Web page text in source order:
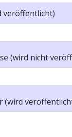
veröffentlicht)
(wird nicht
(wird